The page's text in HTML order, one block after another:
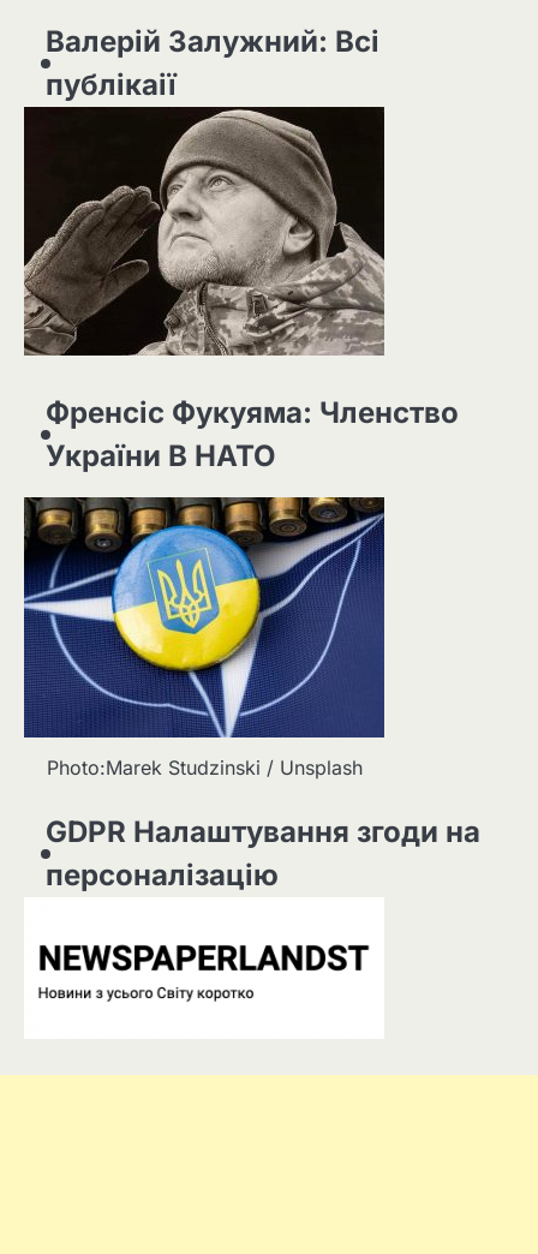
Валерій Залужний: Всі
публікаії
Френсіс Фукуяма: Членство
України В НАТО
Photo:Marek Studzinski / Unsplash
GDPR Налаштування згоди на
персоналізацію